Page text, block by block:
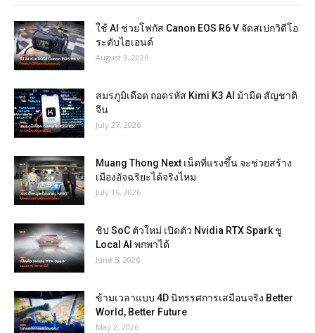
ใช้ AI ช่วยโฟกัส Canon EOS R6 V จัดสเปกวิดีโอ
ระดับไฮเอนด์
August 3, 2026
สมรภูมิเดือด ถอดรหัส Kimi K3 AI ม้ามืด สัญชาติ
จีน
July 27, 2026
Muang Thong Next เน็ตที่แรงขึ้น จะช่วยสร้าง
เมืองอัจฉริยะได้จริงไหม
July 16, 2026
ชิป SoC ตัวใหม่ เปิดตัว Nvidia RTX Spark ชู
Local AI พกพาได้
June 5, 2026
ข้ามเวลาแบบ 4D นิทรรศการเสมือนจริง Better
World, Better Future
May 2, 2026